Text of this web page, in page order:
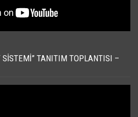
SISTEMI” TANITIM TOPLANTISI –